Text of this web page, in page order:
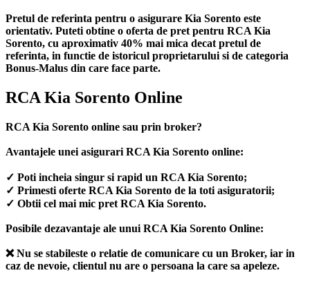
Pretul de referinta pentru o asigurare Kia Sorento este
orientativ. Puteti obtine o oferta de pret pentru RCA Kia
Sorento, cu aproximativ 40% mai mica decat pretul de
referinta, in functie de istoricul proprietarului si de categoria
Bonus-Malus din care face parte.
RCA Kia Sorento Online
RCA Kia Sorento online sau prin broker?
Avantajele unei asigurari RCA Kia Sorento online:
✓ Poti incheia singur si rapid un RCA Kia Sorento;
✓ Primesti oferte RCA Kia Sorento de la toti asiguratorii;
✓ Obtii cel mai mic pret RCA Kia Sorento.
Posibile dezavantaje ale unui RCA Kia Sorento Online:
❌ Nu se stabileste o relatie de comunicare cu un Broker, iar in
caz de nevoie, clientul nu are o persoana la care sa apeleze.